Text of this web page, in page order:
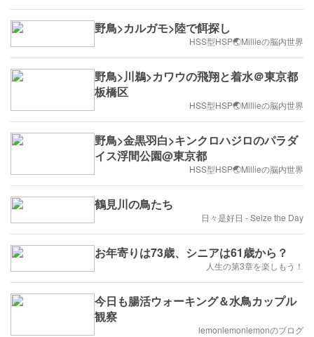
野鳥>カルガモ>陸で餌探し
HSS型HSP🌏Millieの脳内世界
野鳥>川鵜>カワウの飛翔と着水＠東京都
板橋区
HSS型HSP🌏Millieの脳内世界
野鳥>金黒羽白>キンクロハジロのパラダ
イス浮間公園@東京都
HSS型HSP🌏Millieの脳内世界
鶴見川の鳥たち
日々是好日 - Seize the Day
お年寄りは73歳、シニアは61歳から？
人生の第3章を楽しもう！
今日も腸活ウォーキング＆水鳥カップル
観察
lemonlemonlemonのブログ